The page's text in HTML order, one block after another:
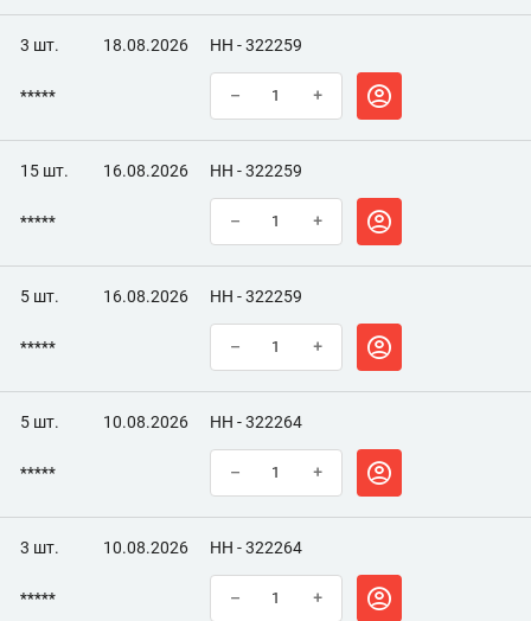
3 шт. 18.08.2026 НН - 322259
***** – +
15 шт. 16.08.2026 НН - 322259
***** – +
5 шт. 16.08.2026 НН - 322259
***** – +
5 шт. 10.08.2026 НН - 322264
***** – +
3 шт. 10.08.2026 НН - 322264
***** – +